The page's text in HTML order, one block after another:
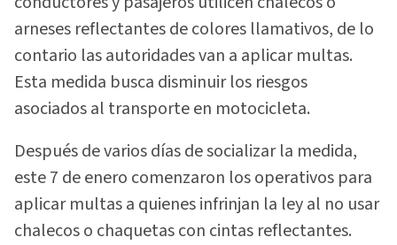
arneses reflectantes de colores llamativos, de lo
contario las autoridades van a aplicar multas.
Esta medida busca disminuir los riesgos
asociados al transporte en motocicleta.
Después de varios días de socializar la medida,
este 7 de enero comenzaron los operativos para
aplicar multas a quienes infrinjan la ley al no usar
chalecos o chaquetas con cintas reflectantes.